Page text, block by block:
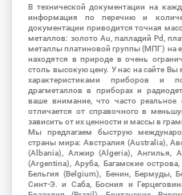
В технической документации на
информация по перечню и
документации приводится точная
металлов: золото Au, палладий Pd,
металлы платиновой группы (МПГ) на
находятся в природе в очень
столь высокую цену. У нас на сайте
характеристиками приборов и
драгметаллов в приборах и
ваше внимание, что часто реальное
отличается от справочного в
зависить от их ценности и массы в
Мы предлагаем быструю
страны мира: Австралия (Australia),
(Albania), Алжир (Algeria), Ангилья,
(Argentina), Аруба, Багамские
Бельгия (Belgium), Бенин, Бермуды,
Синт-Э. и Саба, Босния и